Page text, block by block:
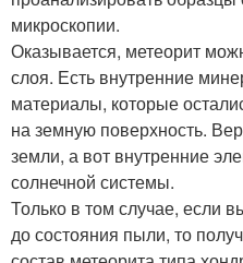
микроскопии.
Оказывается, метеорит
слоя. Есть внутренние
материалы, которые
на земную поверхность.
земли, а вот внутренние
солнечной системы.
Только в том случае, если
до состояния пыли, то